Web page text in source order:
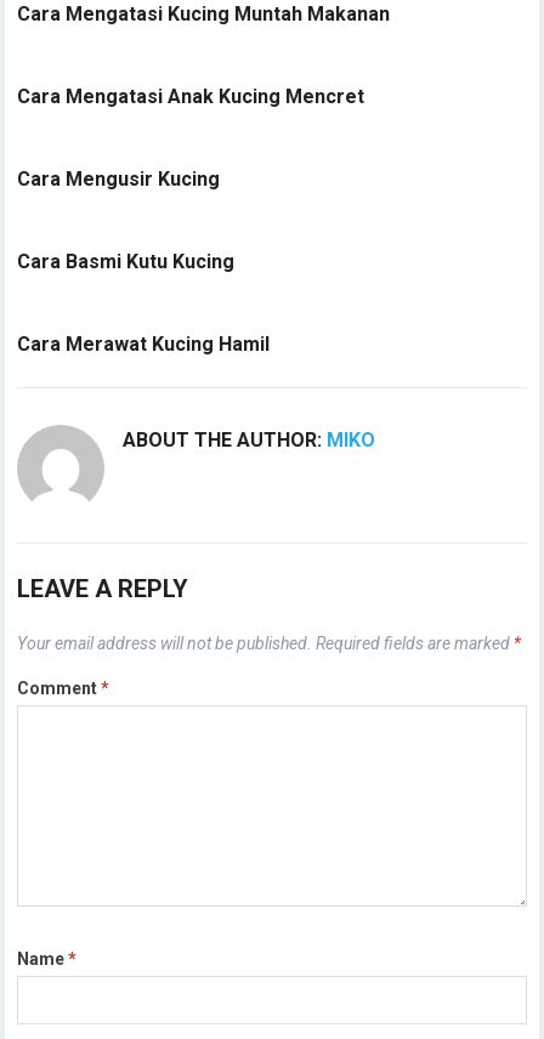
Cara Mengatasi Kucing Muntah Makanan
Cara Mengatasi Anak Kucing Mencret
Cara Mengusir Kucing
Cara Basmi Kutu Kucing
Cara Merawat Kucing Hamil
ABOUT THE AUTHOR: MIKO
LEAVE A REPLY
Your email address will not be published. Required fields are marked *
Comment*
Name*